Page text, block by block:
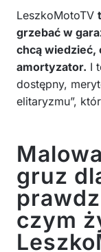
LeszkoMotoTV
grzebać w
chcą wiedzieć,
amortyzator. I
dostępny,
elitaryzmu”,
gruz
czym